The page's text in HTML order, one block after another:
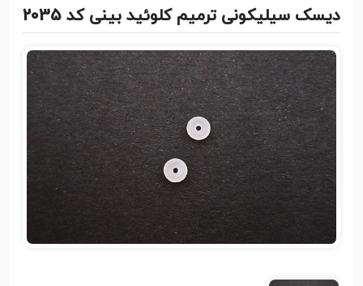
دیسک سیلیکونی ترمیم کلوئید بینی کد 2035